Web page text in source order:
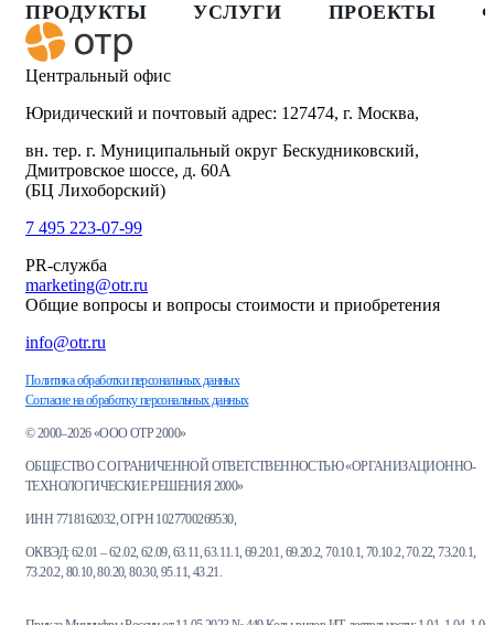
ПРОДУКТЫ УСЛУГИ ПРОЕКТЫ
Центральный офис
Юридический и почтовый адрес: 127474, г. Москва,
вн. тер. г. Муниципальный округ Бескудниковский,
Дмитровское шоссе, д. 60А
(БЦ Лихоборский)
7 495 223-07-99
PR-служба
marketing@otr.ru
Общие вопросы и вопросы стоимости и приобретения
info@otr.ru
Политика обработки персональных данных
Согласие на обработку персональных данных
© 2000–2026 «ООО ОТР 2000»
ОБЩЕСТВО С ОГРАНИЧЕННОЙ ОТВЕТСТВЕННОСТЬЮ «ОРГАНИЗАЦИОННО-
ТЕХНОЛОГИЧЕСКИЕ РЕШЕНИЯ 2000»
ИНН 7718162032, ОГРН 1027700269530,
ОКВЭД: 62.01 – 62.02, 62.09, 63.11, 63.11.1, 69.20.1, 69.20.2, 70.10.1, 70.10.2, 70.22, 73.20.1,
73.20.2, 80.10, 80.20, 80.30, 95.11, 43.21.